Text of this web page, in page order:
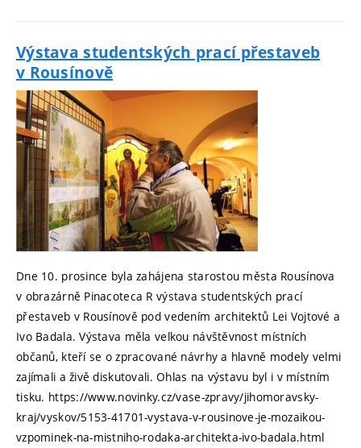
Výstava studentských prací přestaveb
v Rousínově
Dne 10. prosince byla zahájena starostou města Rousínova
v obrazárně Pinacoteca R výstava studentských prací
přestaveb v Rousínově pod vedením architektů Lei Vojtové a
Ivo Badala. Výstava měla velkou návštěvnost místních
občanů, kteří se o zpracované návrhy a hlavně modely velmi
zajímali a živě diskutovali. Ohlas na výstavu byl i v místním
tisku. https://www.novinky.cz/vase-zpravy/jihomoravsky-
kraj/vyskov/5153-41701-vystava-v-rousinove-je-mozaikou-
vzpominek-na-mistniho-rodaka-architekta-ivo-badala.html